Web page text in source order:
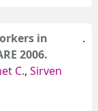
in
2006.
C., Sirven
.